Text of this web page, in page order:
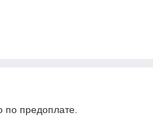
по предоплате.